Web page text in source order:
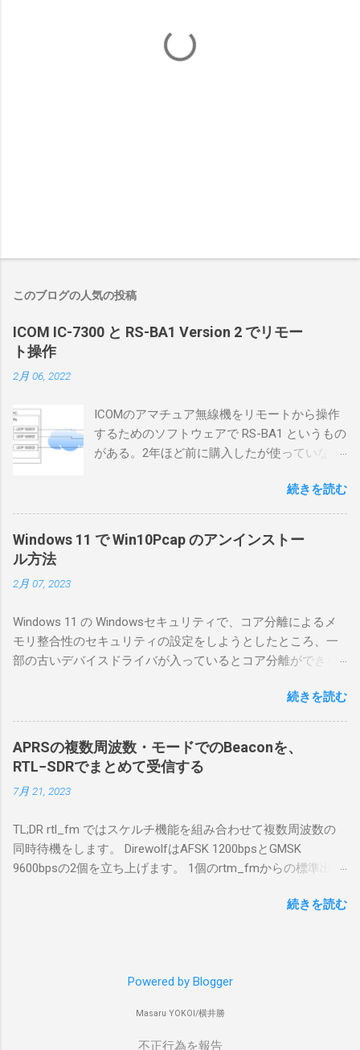
このブログの人気の投稿
ICOM IC-7300 と RS-BA1 Version 2 でリモー
ト操作
2月 06, 2022
ICOMのアマチュア無線機をリモートから操作
するためのソフトウェアで RS-BA1 というもの
がある。2年ほど前に購入したが使っていなか
としているので、リモートから操作できる無
線局構築のために、真面目に使ってみること
くだろうと思ったのだが、ちっともそんなに
合は、下記のこれらものが必要である ICOMの
無線機。 今回は私が持っているIC-7300を使
う。 無線機側(サーバ側) のWindows PC。 今
を入れて使っている。 TPMとか入っているの
でBitLockerのDisk暗号化もでき、遠隔地で盗難
にあってもデータ流出の危険性が少ないかな
と思って。 操作側 (クライアント側) の
ど。 そして、リモート操作を行うソフトウェ
アであるRS-BA1。 RS-BA1はサーバ側・クラ
イアント側の両方にインストールする。 私の
理解した無線機からサーバPC、クライアント
コンとつながり、CI-Vでのコマンドが交換で
変調音を送受信できるようになっている。 無
続きを読む
Windows 11 で Win10Pcap のアンインストー
ル方法
2月 07, 2023
Windows 11 の Windowsセキュリティで、コア分離によるメ
モリ整合性のセキュリティの設定をしようとしたところ、一
部の古いデバイスドライバが入っているとコア分離ができな
で利用する Win10Pcap.sys が入っているためにコア分離がで
きないとエラーが出ておりました。 アンインストールのプロ
グラムなどを走らせてもアンインストールできなかったの
で、どのように実行すればよいのか調べながら実施しまし
た。結論としては pnputil というコマンドを用いればよかった
です。 まずは管理者権限でTerminalを実行します。
PowerShellが起動しました。 適当なファイルに、現在インス
トールされているドライバを書き出す。 pnputil /enum-
drivers > inf.txt # 上記のファイルから win10pcap を探し出す
開名が oem131.inf であるとわかりました。 公開名:
ョン: 10/08/2015 10.2.0.5002 署名者名: Microsoft Windows
Hardware Compatibility Publisher 今回の場合は oem131.inf が
/delete-driver oem131.inf 以上でアンインストールができまし
続きを読む
APRSの複数周波数・モードでのBeaconを、
RTL−SDRでまとめて受信する
7月 21, 2023
TL;DR rtl_fm ではスケルチ機能を組み合わせて複数周波数の
同時待機をします。 DirewolfはAFSK 1200bpsとGMSK
9600bpsの2個を立ち上げます。 1個のrtm_fmからの標準出力
す。 コマンドはこのようになりました。 #!/bin/bash
B 1200 - | logger -t direwolf1)| \ direwolf -c "$direwolf_conf" -r
トリにおいてある direwolf.conf の中身は、このようになって
います。 ADEVICE null null CHANNEL 0 MYCALL コールサイ
続きを読む
Powered by Blogger
Masaru YOKOI/横井勝
不正行為を報告